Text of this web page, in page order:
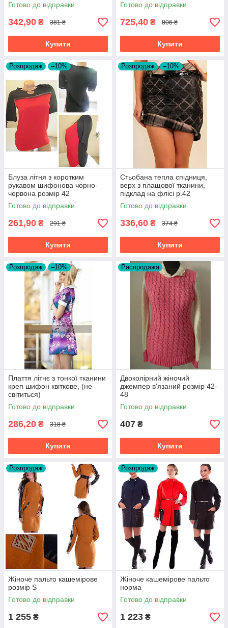
Готово до відправки
342,90 ₴ 381 ₴
Купити
Готово до відправки
725,40 ₴ 806 ₴
Купити
Розпродаж –10%
Блуза літня з коротким
рукавом шифонова чорно-
червона розмір 42
Готово до відправки
261,90 ₴ 291 ₴
Купити
Розпродаж –10%
Стьобана тепла спідниця,
верх з плащової тканини,
підклад на флісі р.42
Готово до відправки
336,60 ₴ 374 ₴
Купити
Розпродаж –10%
Плаття літнє з тонкої тканини
креп шифон квіткове, (не
світиться)
Готово до відправки
286,20 ₴ 318 ₴
Купити
Распродажа
Двоколірний жіночий
джемпер в'язаний розмір 42-
48
Готово до відправки
407 ₴
Купити
Розпродаж
Жіноче пальто кашемірове
розмір S
Готово до відправки
1 255 ₴
Розпродаж
Жіноче кашемірове пальто
норма
Готово до відправки
1 223 ₴